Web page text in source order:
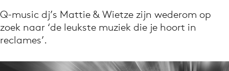
Volg het laatste nieuws via de Adformatie
Nieuws app
Q-music dj’s Mattie & Wietze zijn wederom op
zoek naar ‘de leukste muziek die je hoort in
reclames’.